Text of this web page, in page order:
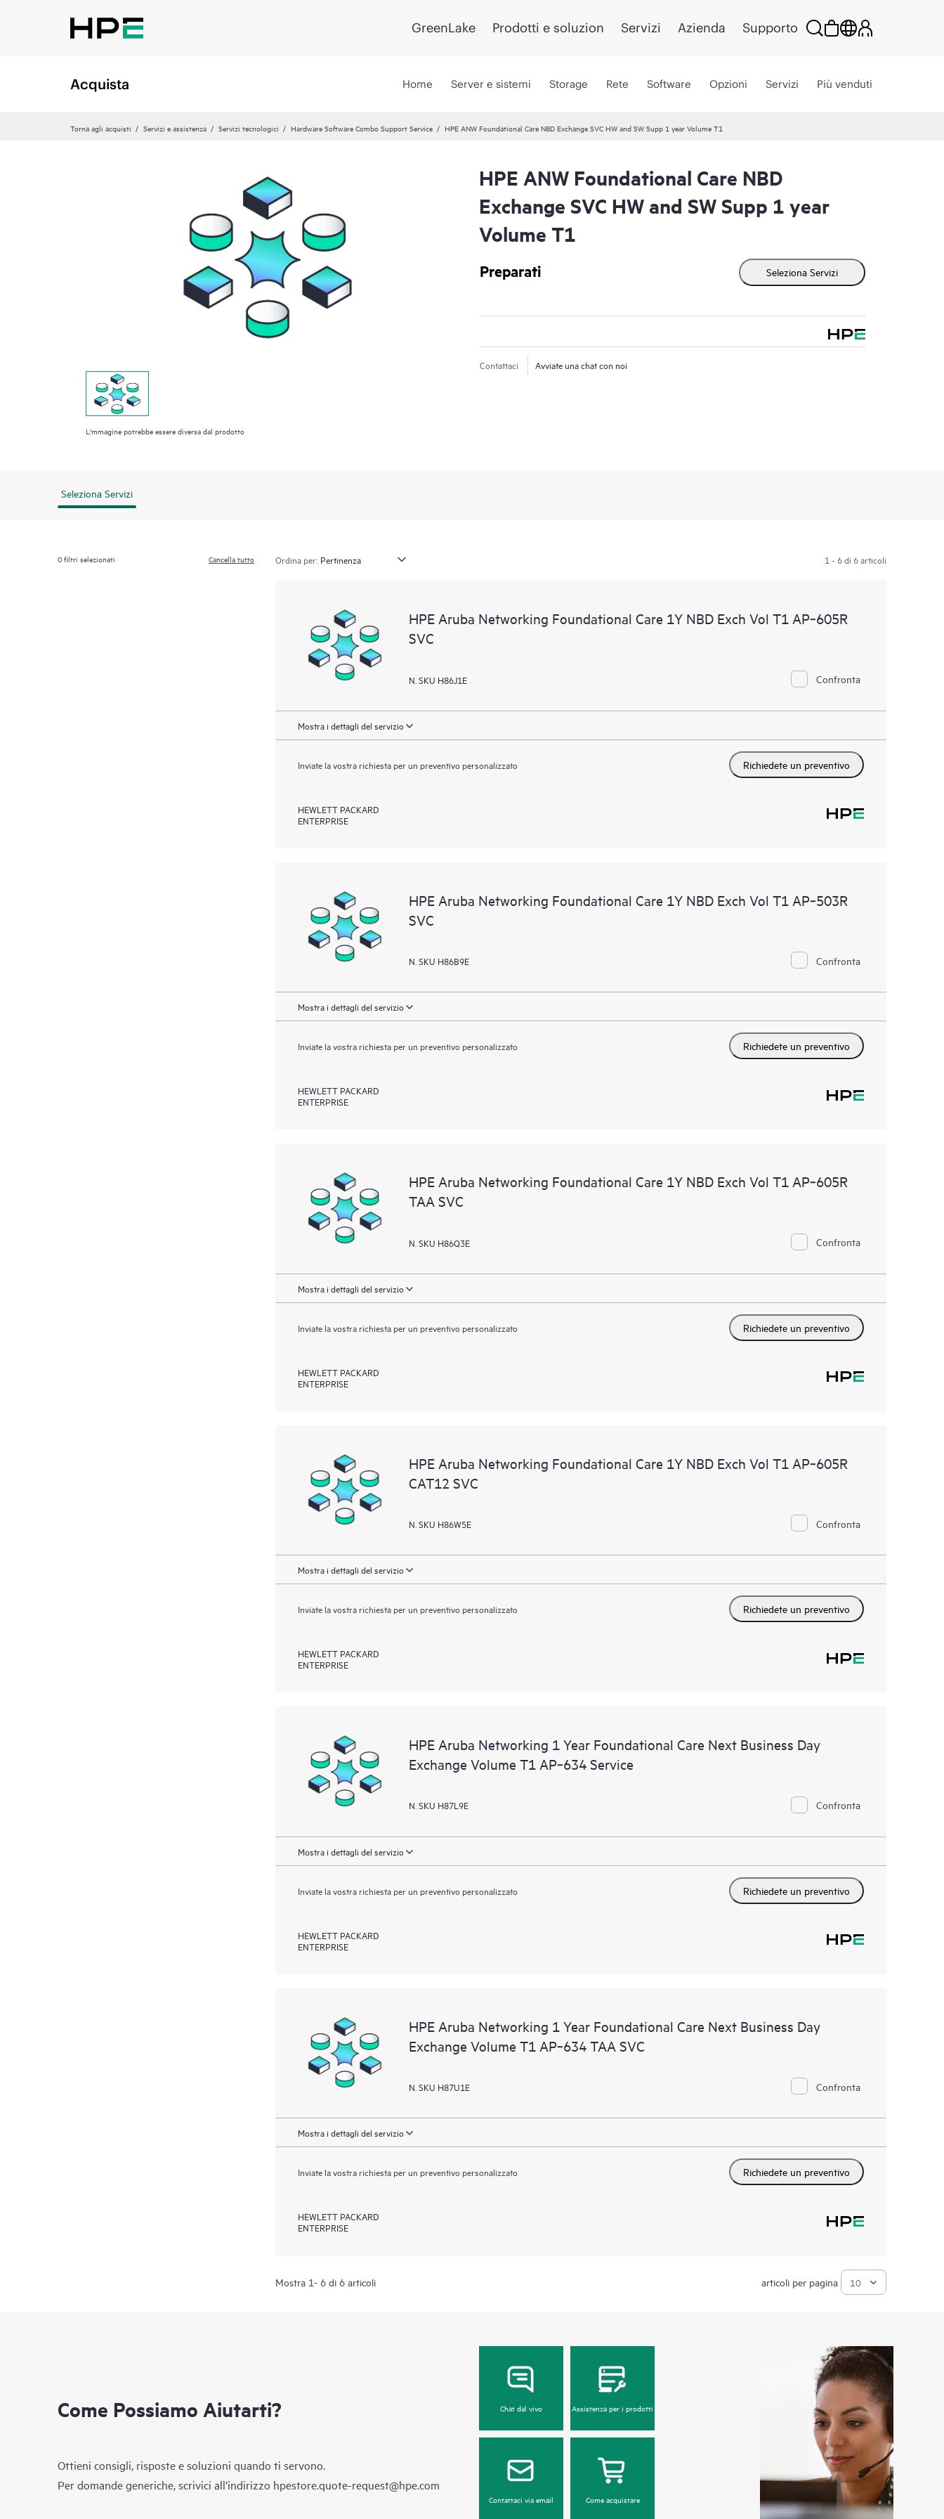
GreenLake Prodotti e soluzion Servizi Azienda Supporto
Acquista Home Server e sistemi Storage Rete Software Opzioni Servizi Più venduti
Torna agli acquisti Servizi e assistenza Servizi tecnologici Hardware Software Combo Support Service HPE ANW Foundational Care NBD Exchange SVC HW and SW Supp 1 year Volume T1
L'mmagine potrebbe essere diversa dal prodotto
HPE ANW Foundational Care NBD
Exchange SVC HW and SW Supp 1 year
Volume T1
Preparati Seleziona Servizi
Contattaci Avviate una chat con noi
Seleziona Servizi
0filtri selezionati Cancella tutto Ordina per: 1 - 6 di 6 articoli
HPE Aruba Networking Foundational Care 1Y NBD Exch Vol T1 AP‑605R
SVC
N. SKU H86J1E Confronta
Mostra i dettagli del servizio
Inviate la vostra richiesta per un preventivo personalizzato Richiedete un preventivo
HEWLETT PACKARD
ENTERPRISE
HPE Aruba Networking Foundational Care 1Y NBD Exch Vol T1 AP‑503R
SVC
N. SKU H86B9E Confronta
Mostra i dettagli del servizio
Inviate la vostra richiesta per un preventivo personalizzato Richiedete un preventivo
HEWLETT PACKARD
ENTERPRISE
HPE Aruba Networking Foundational Care 1Y NBD Exch Vol T1 AP‑605R
TAA SVC
N. SKU H86Q3E Confronta
Mostra i dettagli del servizio
Inviate la vostra richiesta per un preventivo personalizzato Richiedete un preventivo
HEWLETT PACKARD
ENTERPRISE
HPE Aruba Networking Foundational Care 1Y NBD Exch Vol T1 AP‑605R
CAT12 SVC
N. SKU H86W5E Confronta
Mostra i dettagli del servizio
Inviate la vostra richiesta per un preventivo personalizzato Richiedete un preventivo
HEWLETT PACKARD
ENTERPRISE
HPE Aruba Networking 1 Year Foundational Care Next Business Day
Exchange Volume T1 AP‑634 Service
N. SKU H87L9E Confronta
Mostra i dettagli del servizio
Inviate la vostra richiesta per un preventivo personalizzato Richiedete un preventivo
HEWLETT PACKARD
ENTERPRISE
HPE Aruba Networking 1 Year Foundational Care Next Business Day
Exchange Volume T1 AP‑634 TAA SVC
N. SKU H87U1E Confronta
Mostra i dettagli del servizio
Inviate la vostra richiesta per un preventivo personalizzato Richiedete un preventivo
HEWLETT PACKARD
ENTERPRISE
Mostra 1- 6 di 6 articoli articoli per pagina
Come Possiamo Aiutarti?
Ottieni consigli, risposte e soluzioni quando ti servono.
Per domande generiche, scrivici all’indirizzo hpestore.quote-request@hpe.com
Chat dal vivo Assistenza per i prodotti
Contattaci via email Come acquistare